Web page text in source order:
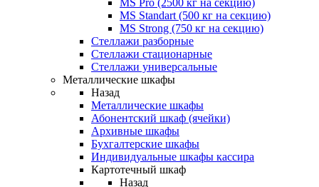
MS Pro (2500 кг на секцию)
MS Standart (500 кг на секцию)
MS Strong (750 кг на секцию)
Стеллажи разборные
Стеллажи стационарные
Стеллажи универсальные
Металлические шкафы
Назад
Металлические шкафы
Абонентский шкаф (ячейки)
Архивные шкафы
Бухгалтерские шкафы
Индивидуальные шкафы кассира
Картотечный шкаф
Назад